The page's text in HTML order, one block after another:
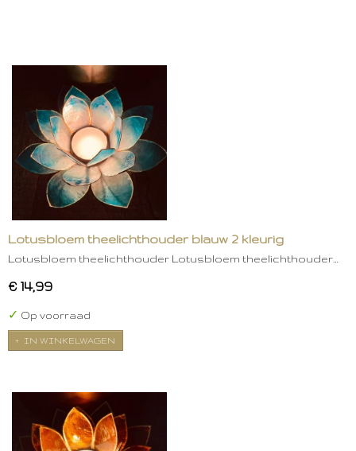
Lotusbloem theelichthouder blauw 2 kleurig
Lotusbloem theelichthouder Lotusbloem theelichthouder…
€ 14,99
✓ Op voorraad
IN WINKELWAGEN